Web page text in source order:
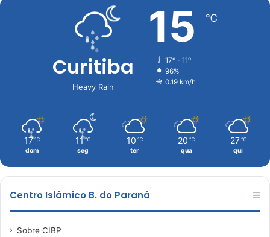
Curitiba
Heavy Rain
15 ℃
17º - 11º
96%
0.19 km/h
17 ℃
dom
11 ℃
seg
10 ℃
ter
20 ℃
qua
27 ℃
qui
Centro Islâmico B. do Paraná
Sobre CIBP